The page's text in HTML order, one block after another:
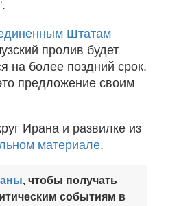
.
Штатам
пролив будет
на более поздний срок.
предложение своим
Ирана и развилке из
материале.
, чтобы получать
событиям в